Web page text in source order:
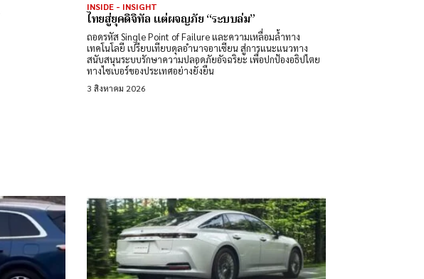
INSIDE - INSIGHT
ไทยสู่ยุคดิจิทัล แต่ผจญภัย “ระบบล่ม”
ถอดรหัส Single Point of Failure และความเหลื่อมล้ำทาง
เทคโนโลยี เปรียบเทียบดุลอำนาจอาเซียน สู่การแนะแนวทาง
สนับสนุนระบบรักษาความปลอดภัยอัจฉริยะ เพื่อปกป้องอธิปไตย
ทางไซเบอร์ของประเทศอย่างยั่งยืน
3 สิงหาคม 2026